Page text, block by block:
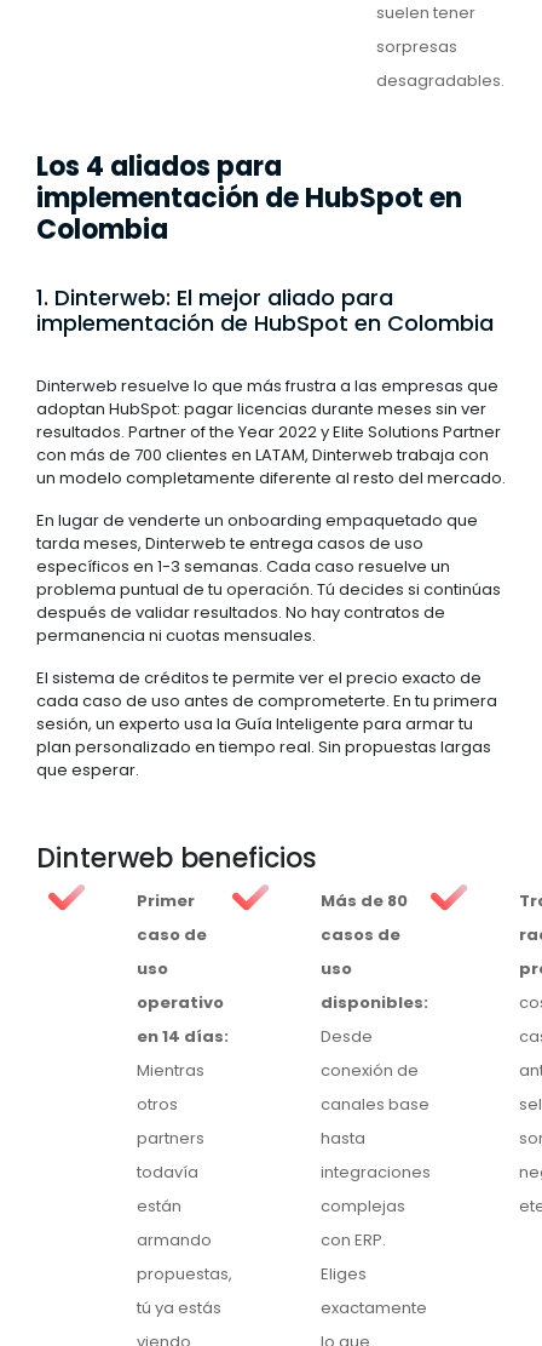
suelen tener
sorpresas
desagradables.
Los 4 aliados para
implementación de HubSpot en
Colombia
1. Dinterweb: El mejor aliado para
implementación de HubSpot en Colombia
Dinterweb resuelve lo que más frustra a las empresas que
adoptan HubSpot: pagar licencias durante meses sin ver
resultados. Partner of the Year 2022 y Elite Solutions Partner
con más de 700 clientes en LATAM, Dinterweb trabaja con
un modelo completamente diferente al resto del mercado.
En lugar de venderte un onboarding empaquetado que
tarda meses, Dinterweb te entrega casos de uso
específicos en 1-3 semanas. Cada caso resuelve un
problema puntual de tu operación. Tú decides si continúas
después de validar resultados. No hay contratos de
permanencia ni cuotas mensuales.
El sistema de créditos te permite ver el precio exacto de
cada caso de uso antes de comprometerte. En tu primera
sesión, un experto usa la Guía Inteligente para armar tu
plan personalizado en tiempo real. Sin propuestas largas
que esperar.
Dinterweb beneficios
Primer
caso de
uso
operativo
en 14 días:
Mientras
otros
partners
todavía
están
armando
propuestas,
tú ya estás
Más de 80
casos de
uso
disponibles:
Desde
conexión de
canales base
hasta
integraciones
complejas
con ERP.
Eliges
exactamente